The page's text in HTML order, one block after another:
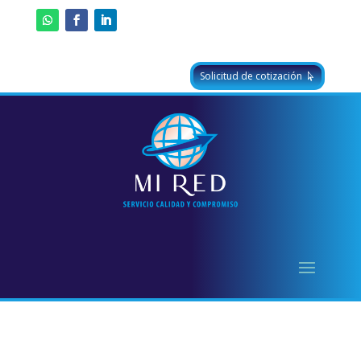
Solicitud de cotización